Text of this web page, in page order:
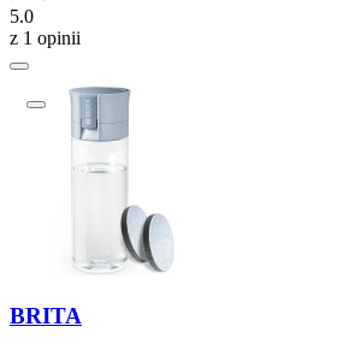
5.0
z 1 opinii
BRITA